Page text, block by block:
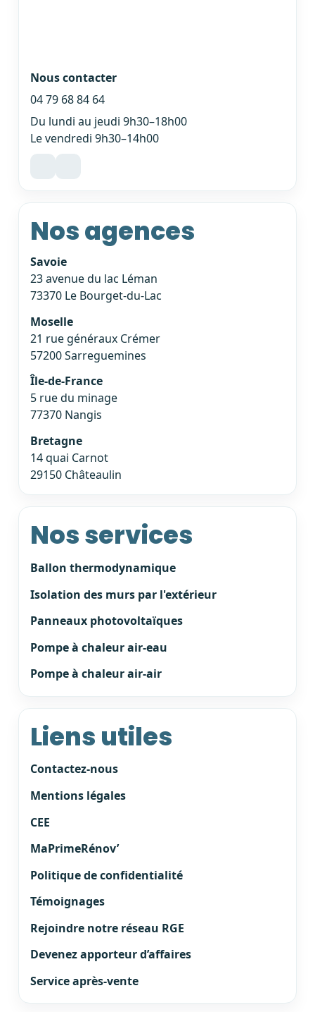
Nous contacter
04 79 68 84 64
Du lundi au jeudi 9h30–18h00
Le vendredi 9h30–14h00
Nos agences
Savoie
23 avenue du lac Léman
73370 Le Bourget-du-Lac
Moselle
21 rue généraux Crémer
57200 Sarreguemines
Île-de-France
5 rue du minage
77370 Nangis
Bretagne
14 quai Carnot
29150 Châteaulin
Nos services
Ballon thermodynamique
Isolation des murs par l'extérieur
Panneaux photovoltaïques
Pompe à chaleur air-eau
Pompe à chaleur air-air
Liens utiles
Contactez-nous
Mentions légales
CEE
MaPrimeRénov’
Politique de confidentialité
Témoignages
Rejoindre notre réseau RGE
Devenez apporteur d’affaires
Service après-vente